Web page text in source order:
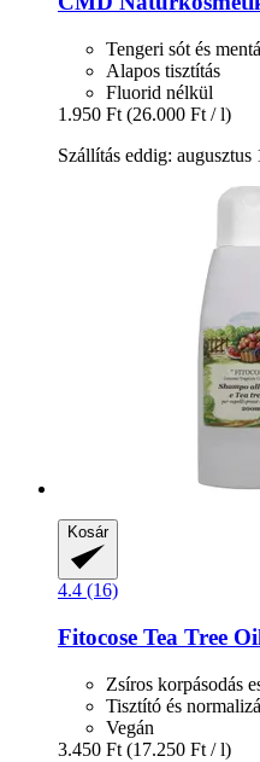
Tengeri sót és
Alapos tisztítás
Fluorid nélkül
1.950 Ft (26.000 Ft / l)
Szállítás eddig: augusztus
Kosár
4.4 (16)
Fitocose Tea Tree
Zsíros korpásodás
Tisztító és
Vegán
3.450 Ft (17.250 Ft / l)